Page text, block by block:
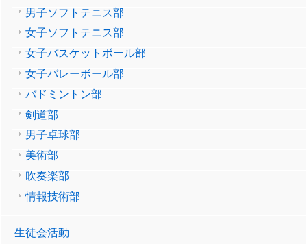
男子ソフトテニス部
女子ソフトテニス部
女子バスケットボール部
女子バレーボール部
バドミントン部
剣道部
男子卓球部
美術部
吹奏楽部
情報技術部
生徒会活動